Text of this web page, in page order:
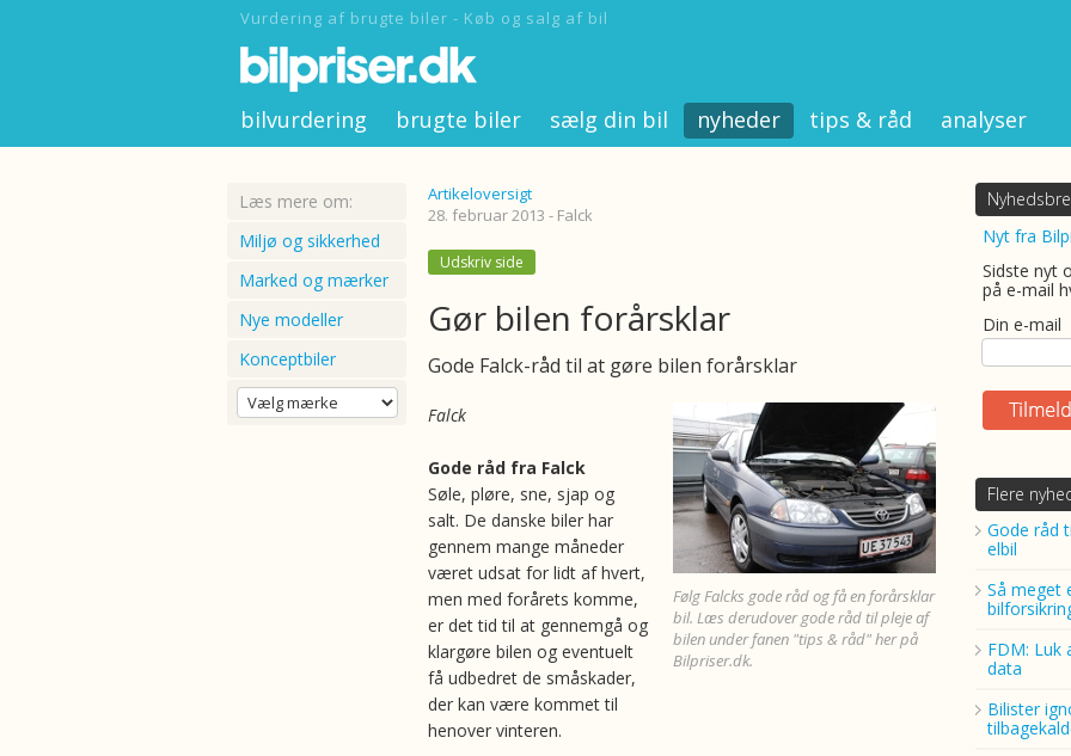
Vurdering af brugte biler - Køb og salg af bil
bilvurdering brugte biler sælg din bil nyheder tips & råd analyser
Læs mere om:
Miljø og sikkerhed
Marked og mærker
Nye modeller
Konceptbiler
Artikeloversigt
28. februar 2013 - Falck
Udskriv side
Gør bilen forårsklar
Gode Falck-råd til at gøre bilen forårsklar
Følg Falcks gode råd og få en forårsklar
bil. Læs derudover gode råd til pleje af
bilen under fanen "tips & råd" her på
Bilpriser.dk.
Falck
Gode råd fra Falck
Søle, pløre, sne, sjap og
salt. De danske biler har
gennem mange måneder
været udsat for lidt af hvert,
men med forårets komme,
er det tid til at gennemgå og
klargøre bilen og eventuelt
få udbedret de småskader,
der kan være kommet til
henover vinteren.
Nyt fra
Sidste nyt
på e-mail
Din e-mail
Flere
Gode råd
elbil
Så meget
FDM: Luk
data
Bilister